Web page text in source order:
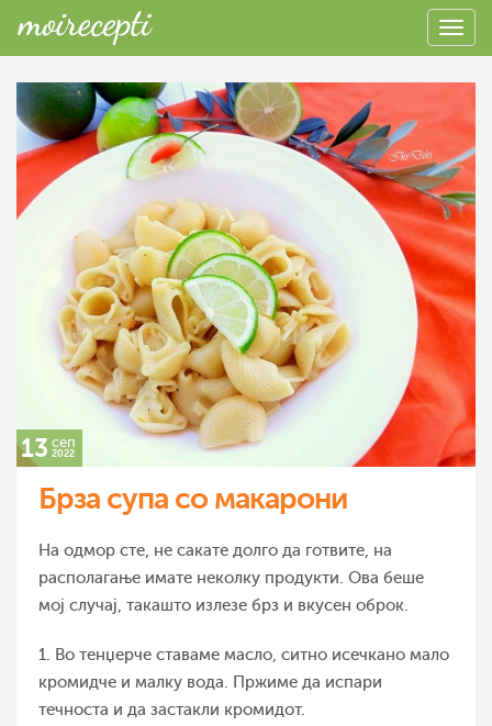
13 сеп
2022
Брза супа со макарони
На одмор сте, не сакате долго да готвите, на
располагање имате неколку продукти. Ова беше
мој случај, такашто излезе брз и вкусен оброк.
1. Во тенџерче ставаме масло, ситно исечкано мало
кромидче и малку вода. Пржиме да испари
течноста и да застакли кромидот.